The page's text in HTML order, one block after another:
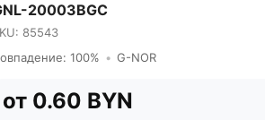
20003BGC
85543
100% • G-NOR
от 0.60 BYN